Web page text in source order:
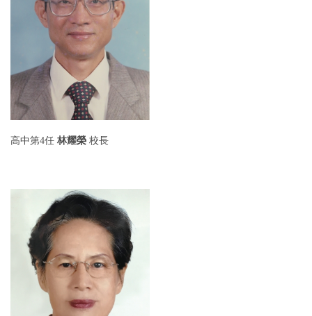
高中第4任 林耀榮 校長